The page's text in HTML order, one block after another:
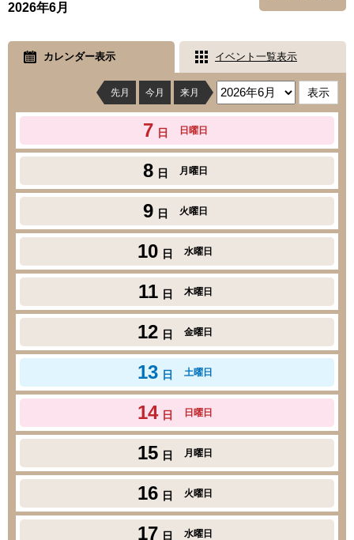
2026年6月
カレンダー表示 イベント一覧表示
先月 今月 来月
7 日 日曜日
8 日 月曜日
9 日 火曜日
10 日 水曜日
11 日 木曜日
12 日 金曜日
13 日 土曜日
14 日 日曜日
15 日 月曜日
16 日 火曜日
17 日 水曜日